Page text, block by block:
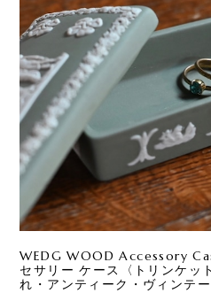
WEDG WOOD Accessory
セサリー ケース〈トリンケッ
れ・アンティーク・ヴィンテ